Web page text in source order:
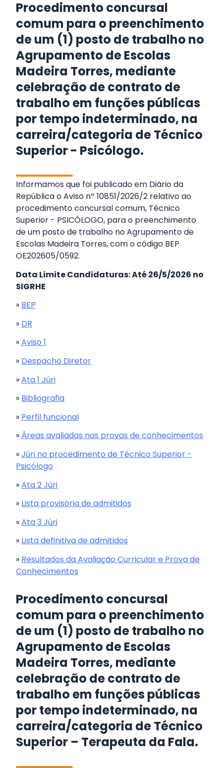
Procedimento concursal
comum para o preenchimento
de um (1) posto de trabalho no
Agrupamento de Escolas
Madeira Torres, mediante
celebração de contrato de
trabalho em funções públicas
por tempo indeterminado, na
carreira/categoria de Técnico
Superior - Psicólogo.
Informamos que foi publicado em Diário da
República o Aviso nº 10851/2026/2 relativo ao
procedimento concursal comum, Técnico
Superior - PSICÓLOGO, para o preenchimento
de um posto de trabalho no Agrupamento de
Escolas Madeira Torres, com o código BEP
OE202605/0592.
Data Limite Candidaturas: Até 26/5/2026 no
SIGRHE
» BEP
» DR
»Aviso 1
» Despacho Diretor
»Ata 1 Júri
» Bibliografia
» Perfil funcional
» Áreas avaliadas nas provas de conhecimentos
»Júri no procedimento de Técnico Superior -
Psicólogo
»Ata 2 Júri
» Lista provisória de admitidos
»Ata 3 Júri
» Lista definitiva de admitidos
» Resultados da Avaliação Curricular e Prova de
Conhecimentos
Procedimento concursal
comum para o preenchimento
de um (1) posto de trabalho no
Agrupamento de Escolas
Madeira Torres, mediante
celebração de contrato de
trabalho em funções públicas
por tempo indeterminado, na
carreira/categoria de Técnico
Superior – Terapeuta da Fala.